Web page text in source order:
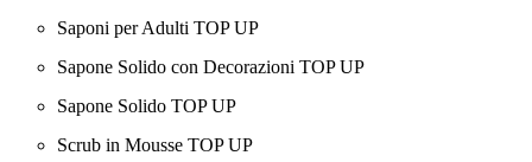
Saponi per Adulti TOP UP
Sapone Solido con Decorazioni TOP UP
Sapone Solido TOP UP
Scrub in Mousse TOP UP